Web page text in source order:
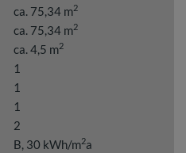
ca. 75,34 m2
ca. 75,34 m2
ca. 4,5 m2
1
1
1
2
B, 30 kWh/m2a